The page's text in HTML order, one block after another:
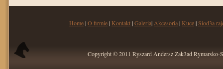
Home|O firmie| Kontakt|Galeria| Akcesoria| Kuce|Siod3a
Copyright © 2011 Ryszard Andersz Zak3ad